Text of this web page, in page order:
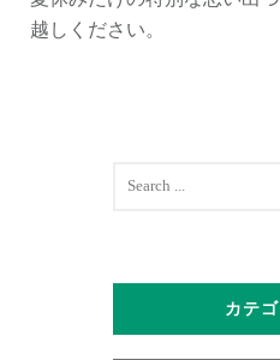
越しください。
カテ